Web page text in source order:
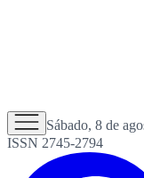
Sábado, 8 de
ISSN 2745-2794